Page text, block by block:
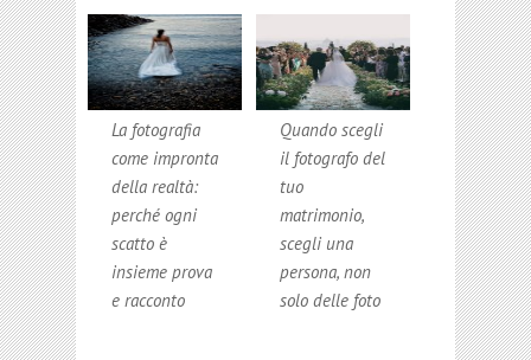
La fotografia
come impronta
della realtà:
perché ogni
scatto è
insieme prova
e racconto
Quando scegli
il fotografo del
tuo
matrimonio,
scegli una
persona, non
solo delle foto